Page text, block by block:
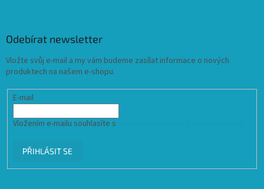
Odebírat newsletter
Vložte svůj e-mail a my vám budeme zasílat informace o nových
produktech na našem e-shopu.
E-mail
Vložením e-mailu souhlasíte s
PŘIHLÁSIT SE